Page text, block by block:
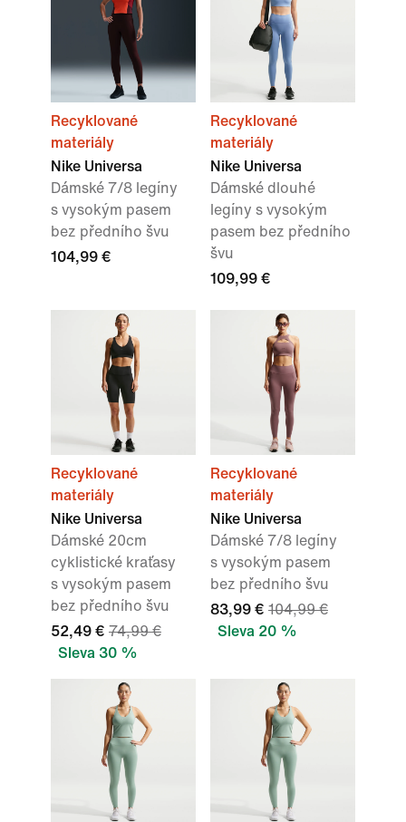
Recyklované
materiály
Nike Universa
Dámské 7/8 legíny
s vysokým pasem
bez předního švu
104,99 €
Recyklované
materiály
Nike Universa
Dámské dlouhé
legíny s vysokým
pasem bez předního
švu
109,99 €
Recyklované
materiály
Nike Universa
Dámské 20cm
cyklistické kraťasy
s vysokým pasem
bez předního švu
52,49 € 74,99 €
Sleva 30 %
Recyklované
materiály
Nike Universa
Dámské 7/8 legíny
s vysokým pasem
bez předního švu
83,99 € 104,99 €
Sleva 20 %